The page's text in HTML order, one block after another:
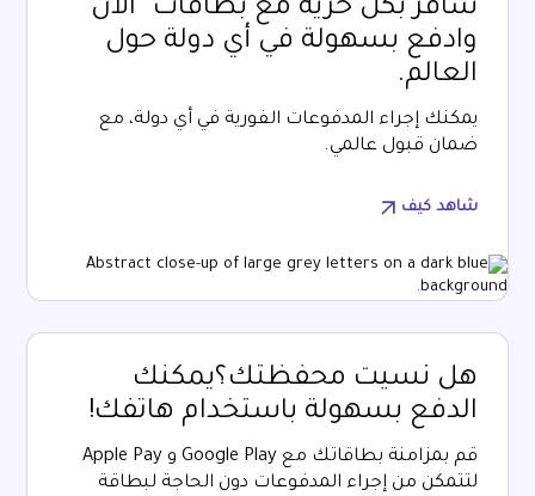
سافر بكل حرية مع بطاقات "الآن"
وادفع بسهولة في أي دولة حول
العالم.
يمكنك إجراء المدفوعات الفورية في أي دولة، مع
ضمان قبول عالمي.
شاهد كيف
هل نسيت محفظتك؟يمكنك
الدفع بسهولة باستخدام هاتفك!
قم بمزامنة بطاقاتك مع Google Play و Apple Pay
لتتمكن من إجراء المدفوعات دون الحاجة لبطاقة